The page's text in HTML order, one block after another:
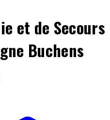
et de Secours
Buchens